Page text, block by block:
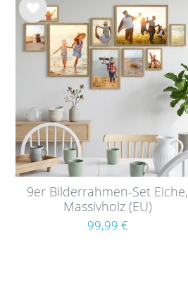
Wu
nsc
hlist
9er Bilderrahmen-Set Eiche,
Massivholz (EU)
99,99 €